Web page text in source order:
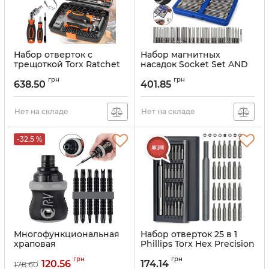
Набор отверток с
трещоткой Torx Ratchet
комплект инструментов
битами и насадками в
пластиковом кейсе
638.50 грн
Нет на складе
Набор магнитных
насадок Socket Set AND
односторонних
удлинителем в кейсе
для отверток и
Артикул:
401.85 грн
Нет на складе
-32.5 %
Многофункциональная
храповая
отвертка с двойной
178.60 120.56 грн
Набор отверток 25 в 1
Phillips Torx Hex Precision
биты отвертки для
174.14 грн